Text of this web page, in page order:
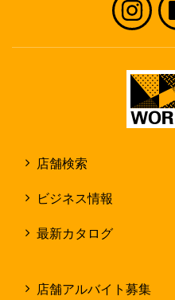
店舗検索
ビジネス情報
最新カタログ
店舗アルバイト募集